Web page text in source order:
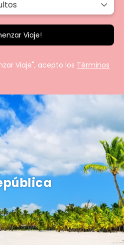
Viaje!
Viaje", acepto los Términos